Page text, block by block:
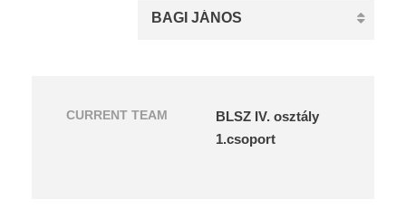
CURRENT TEAM
BLSZ IV. osztály
1.csoport